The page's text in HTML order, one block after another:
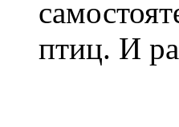
птиц. И